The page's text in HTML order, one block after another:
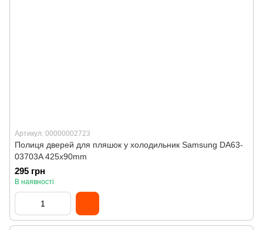
Артикул: 00000002723
Полиця дверей для пляшок у холодильник Samsung DA63-
03703A 425x90mm
295 грн
В наявності